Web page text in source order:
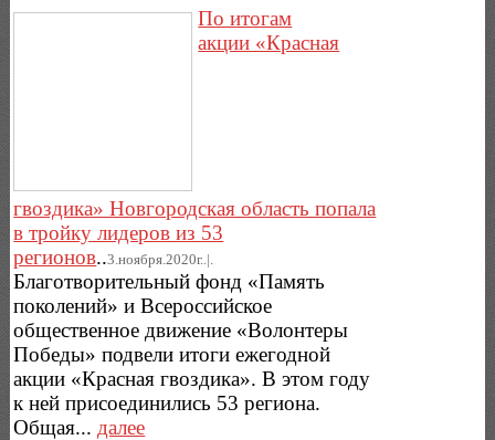
По итогам
акции «Красная
гвоздика» Новгородская область попала
в тройку лидеров из 53
регионов..3.ноября.2020г..|.
Благотворительный фонд «Память
поколений» и Всероссийское
общественное движение «Волонтеры
Победы» подвели итоги ежегодной
акции «Красная гвоздика». В этом году
к ней присоединились 53 региона.
Общая... далее